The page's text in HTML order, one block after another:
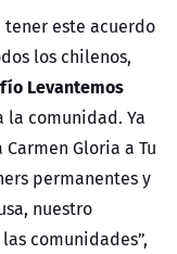
este acuerdo
los chilenos,
Levantemos
comunidad. Ya
Gloria a Tu
permanentes y
nuestro
comunidades”,